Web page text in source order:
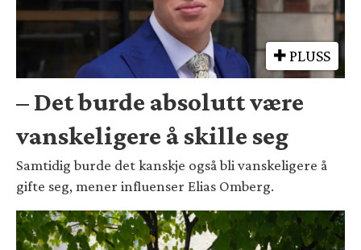
PLUSS
– Det burde absolutt være
vanskeligere å skille seg
Samtidig burde det kanskje også bli vanskeligere å
gifte seg, mener influenser Elias Omberg.